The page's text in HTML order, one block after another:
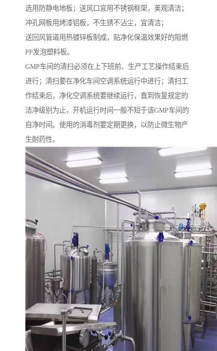
选用防静电地板；送风口宜用不锈钢框架，美观清洁；
冲孔网板用烤漆铝板，不生锈不沾尘，宜清洁；
送回风管道用热镀锌板制成，贴净化保温效果好的阻燃
PF发泡塑料板。
GMP车间的清扫必须在上下班前、生产工艺操作结束后
进行；清扫要在净化车间空调系统运行中进行；清扫工
作结束后，净化空调系统要继续运行，直到恢复规定的
洁净级别为止，开机运行时间一般不短于该GMP车间的
自净时间。使用的消毒剂要定期更换，以防止微生物产
生耐药性。